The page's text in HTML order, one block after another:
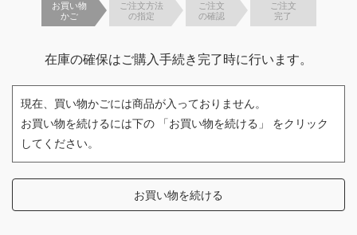
お買い物
かご
ご注文方法
の指定
ご注文
の確認
ご注文
完了
在庫の確保はご購入手続き完了時に行います。
現在、買い物かごには商品が入っておりません。
お買い物を続けるには下の 「お買い物を続ける」 をクリック
してください。
お買い物を続ける